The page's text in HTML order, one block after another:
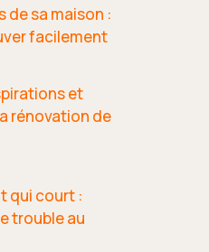
de sa maison :
facilement
et
rénovation de
qui court :
trouble au